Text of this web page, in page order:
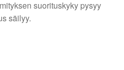
suorituskyky pysyy
säilyy.